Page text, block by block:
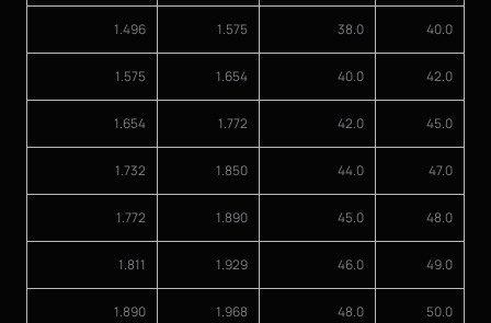
40.0
38.0
1.575
1.496
42.0
40.0
1.654
1.575
45.0
42.0
1.772
1.654
47.0
44.0
1.850
1.732
48.0
45.0
1.890
1.772
49.0
46.0
1.929
1.811
50.0
48.0
1.968
1.890